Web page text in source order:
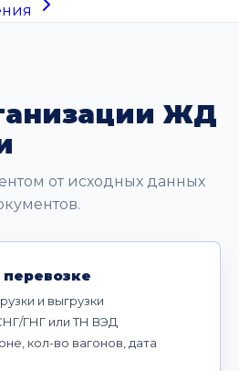
ЖД
от исходных данных
и выгрузки
ГНГ или ТН ВЭД
кол-во вагонов, дата